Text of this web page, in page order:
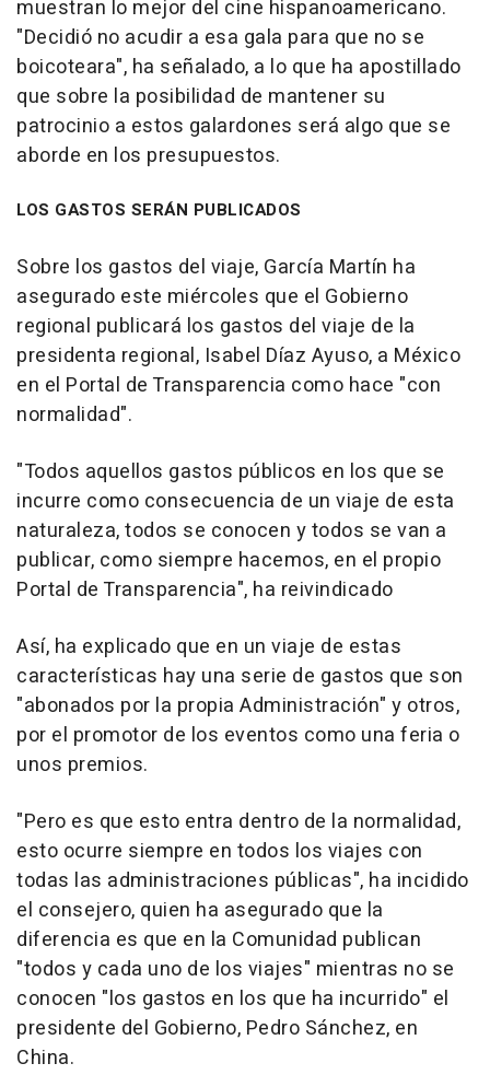
muestran lo mejor del cine hispanoamericano.
"Decidió no acudir a esa gala para que no se
boicoteara", ha señalado, a lo que ha apostillado
que sobre la posibilidad de mantener su
patrocinio a estos galardones será algo que se
aborde en los presupuestos.
LOS GASTOS SERÁN PUBLICADOS
Sobre los gastos del viaje, García Martín ha
asegurado este miércoles que el Gobierno
regional publicará los gastos del viaje de la
presidenta regional, Isabel Díaz Ayuso, a México
en el Portal de Transparencia como hace "con
normalidad".
"Todos aquellos gastos públicos en los que se
incurre como consecuencia de un viaje de esta
naturaleza, todos se conocen y todos se van a
publicar, como siempre hacemos, en el propio
Portal de Transparencia", ha reivindicado
Así, ha explicado que en un viaje de estas
características hay una serie de gastos que son
"abonados por la propia Administración" y otros,
por el promotor de los eventos como una feria o
unos premios.
"Pero es que esto entra dentro de la normalidad,
esto ocurre siempre en todos los viajes con
todas las administraciones públicas", ha incidido
el consejero, quien ha asegurado que la
diferencia es que en la Comunidad publican
"todos y cada uno de los viajes" mientras no se
conocen "los gastos en los que ha incurrido" el
presidente del Gobierno, Pedro Sánchez, en
China.